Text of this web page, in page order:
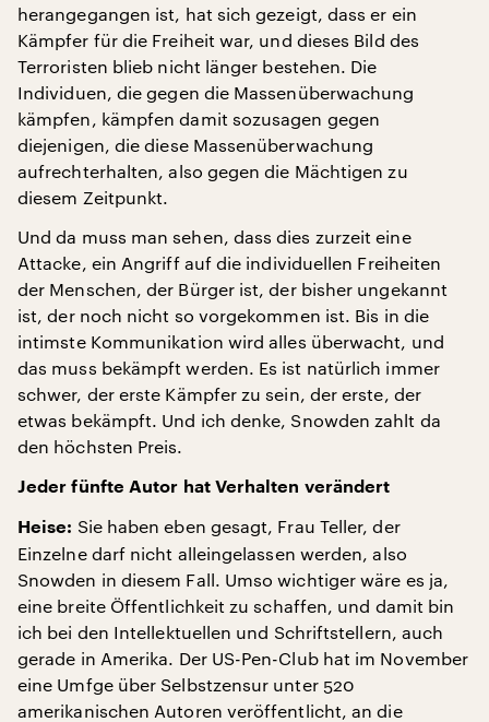
herangegangen ist, hat sich gezeigt, dass er ein
Kämpfer für die Freiheit war, und dieses Bild des
Terroristen blieb nicht länger bestehen. Die
Individuen, die gegen die Massenüberwachung
kämpfen, kämpfen damit sozusagen gegen
diejenigen, die diese Massenüberwachung
aufrechterhalten, also gegen die Mächtigen zu
diesem Zeitpunkt.
Und da muss man sehen, dass dies zurzeit eine
Attacke, ein Angriff auf die individuellen Freiheiten
der Menschen, der Bürger ist, der bisher ungekannt
ist, der noch nicht so vorgekommen ist. Bis in die
intimste Kommunikation wird alles überwacht, und
das muss bekämpft werden. Es ist natürlich immer
schwer, der erste Kämpfer zu sein, der erste, der
etwas bekämpft. Und ich denke, Snowden zahlt da
den höchsten Preis.
Jeder fünfte Autor hat Verhalten verändert
Heise: Sie haben eben gesagt, Frau Teller, der
Einzelne darf nicht alleingelassen werden, also
Snowden in diesem Fall. Umso wichtiger wäre es ja,
eine breite Öffentlichkeit zu schaffen, und damit bin
ich bei den Intellektuellen und Schriftstellern, auch
gerade in Amerika. Der US-Pen-Club hat im November
eine Umfge über Selbstzensur unter 520
amerikanischen Autoren veröffentlicht, an die